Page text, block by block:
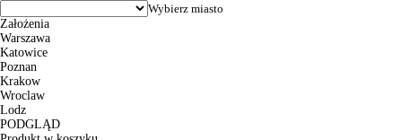
Założenia
Warszawa
Katowice
Poznan
Krakow
Wroclaw
Lodz
PODGLĄD